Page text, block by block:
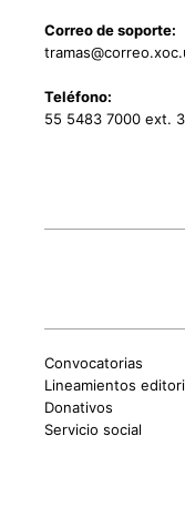
Correo de soporte:
Teléfono:
55 5483 7000 ext.
Convocatorias
Lineamientos
Donativos
Servicio social